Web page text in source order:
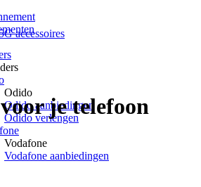
Odido
Odido aanbiedingen
Odido verlengen
Vodafone
Vodafone aanbiedingen
accessoires
je telefoon